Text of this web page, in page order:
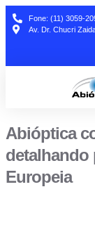
Fone: (11) 3059-
Av. Dr. Chucri
Abióptica
detalhando
Europeia